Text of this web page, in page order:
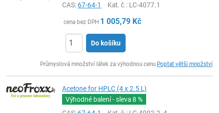
CAS:67-64-1 Kat. č.: LC-4077.1
cena bez DPH 1 005,79 Kč
Do košíku
Průmyslová množství látek za výhodnou cenu Poptat větší množství
Acetone for HPLC (4 x 2.5 L)
Výhodné balení - sleva8 %